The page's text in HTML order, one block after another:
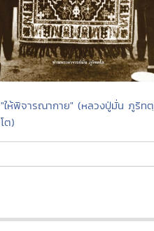
"ให้พิจารณากาย" (หลวงปู่มั่น ภูริทตฺ
โต)